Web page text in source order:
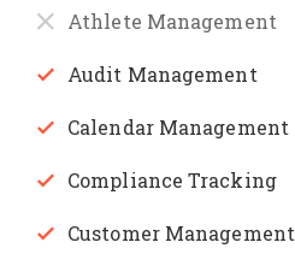
Athlete Management
Audit Management
Calendar Management
Compliance Tracking
Customer Management